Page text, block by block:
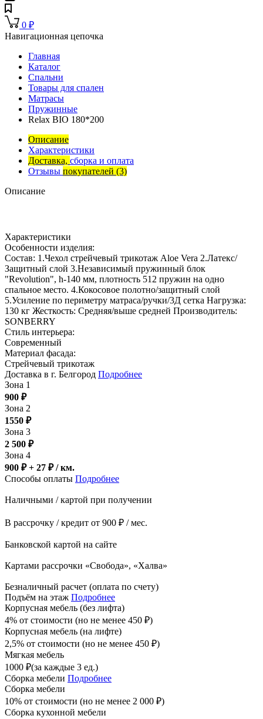
0 ₽
Навигационная цепочка
Главная
Каталог
Спальни
Товары для спален
Матрасы
Пружинные
Relax BIO 180*200
Описание
Характеристики
Доставка, сборка и оплата
Отзывы покупателей (3)
Описание
Характеристики
Особенности изделия:
Состав: 1.Чехол стрейчевый трикотаж Aloe Vera 2.Латекс/
Защитный слой 3.Независимый пружинный блок
"Revolution", h-140 мм, плотность 512 пружин на одно
спальное место. 4.Кокосовое полотно/защитный слой
5.Усиление по периметру матраса/ручки/3Д сетка Нагрузка:
130 кг Жесткость: Средняя/выше средней Производитель:
SONBERRY
Стиль интерьера:
Современный
Материал фасада:
Стрейчевый трикотаж
Доставка в г. Белгород Подробнее
Зона 1
900 ₽
Зона 2
1550 ₽
Зона 3
2 500 ₽
Зона 4
900 ₽ + 27 ₽/ км.
Способы оплаты Подробнее
Наличными / картой при получении
В рассрочку / кредит от 900 ₽ / мес.
Банковской картой на сайте
Картами рассрочки «Свобода», «Халва»
Безналичный расчет (оплата по счету)
Подъём на этаж Подробнее
Корпусная мебель (без лифта)
4% от стоимости (но не менее 450 ₽)
Корпусная мебель (на лифте)
2,5% от стоимости (но не менее 450 ₽)
Мягкая мебель
1000 ₽(за каждые 3 ед.)
Сборка мебели Подробнее
Сборка мебели
10% от стоимости (но не менее 2 000 ₽)
Сборка кухонной мебели